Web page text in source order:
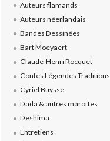
Auteurs flamands
Auteurs néerlandais
Bandes Dessinées
Bart Moeyaert
Claude-Henri Rocquet
Contes Légendes Traditions
Cyriel Buysse
Dada & autres marottes
Deshima
Entretiens